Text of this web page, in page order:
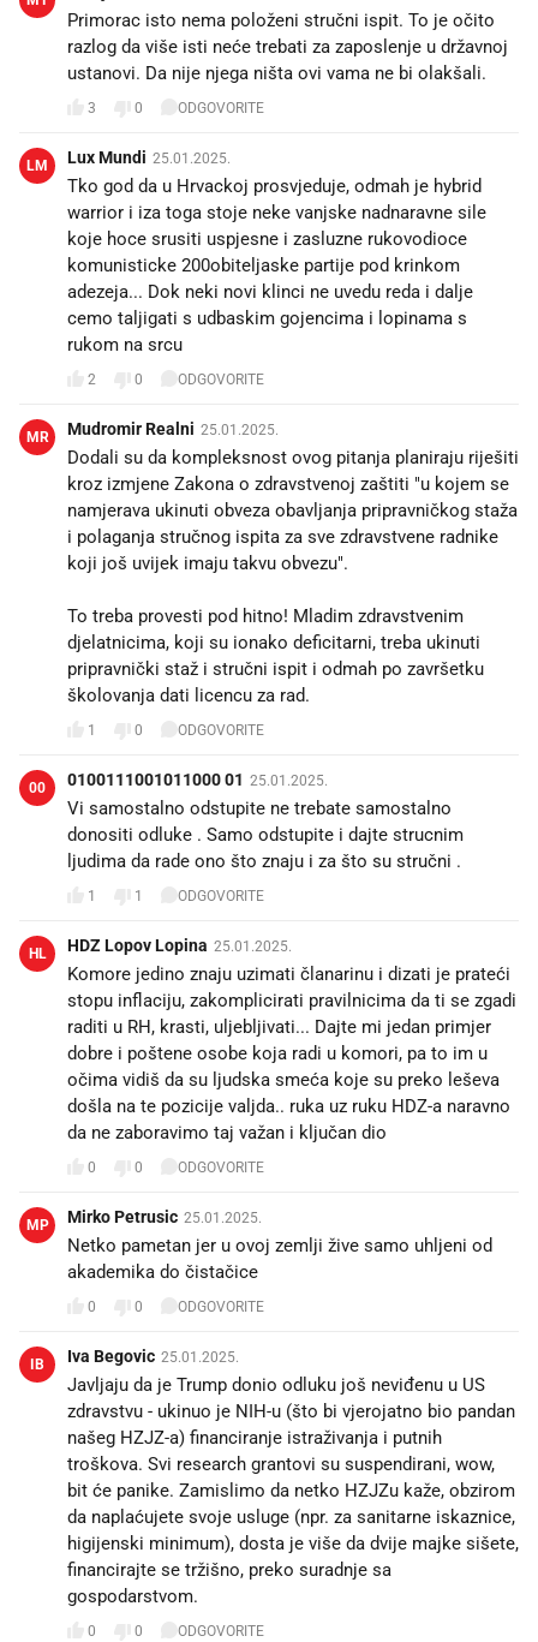
Primorac isto nema položeni stručni ispit. To je očito
razlog da više isti neće trebati za zaposlenje u državnoj
ustanovi. Da nije njega ništa ovi vama ne bi olakšali.
3 0 ODGOVORITE
LM Lux Mundi 25.01.2025.
Tko god da u Hrvackoj prosvjeduje, odmah je hybrid
warrior i iza toga stoje neke vanjske nadnaravne sile
koje hoce srusiti uspjesne i zasluzne rukovodioce
komunisticke 200obiteljaske partije pod krinkom
adezeja... Dok neki novi klinci ne uvedu reda i dalje
cemo taljigati s udbaskim gojencima i lopinama s
rukom na srcu
2 0 ODGOVORITE
MR Mudromir Realni 25.01.2025.
Dodali su da kompleksnost ovog pitanja planiraju riješiti
kroz izmjene Zakona o zdravstvenoj zaštiti "u kojem se
namjerava ukinuti obveza obavljanja pripravničkog staža
i polaganja stručnog ispita za sve zdravstvene radnike
koji još uvijek imaju takvu obvezu".
To treba provesti pod hitno! Mladim zdravstvenim
djelatnicima, koji su ionako deficitarni, treba ukinuti
pripravnički staž i stručni ispit i odmah po završetku
školovanja dati licencu za rad.
1 0 ODGOVORITE
00 0100111001011000 01 25.01.2025.
Vi samostalno odstupite ne trebate samostalno
donositi odluke . Samo odstupite i dajte strucnim
ljudima da rade ono što znaju i za što su stručni .
1 1 ODGOVORITE
HL HDZ Lopov Lopina 25.01.2025.
Komore jedino znaju uzimati članarinu i dizati je prateći
stopu inflaciju, zakomplicirati pravilnicima da ti se zgadi
raditi u RH, krasti, uljebljivati... Dajte mi jedan primjer
dobre i poštene osobe koja radi u komori, pa to im u
očima vidiš da su ljudska smeća koje su preko leševa
došla na te pozicije valjda.. ruka uz ruku HDZ-a naravno
da ne zaboravimo taj važan i ključan dio
0 0 ODGOVORITE
MP Mirko Petrusic 25.01.2025.
Netko pametan jer u ovoj zemlji žive samo uhljeni od
akademika do čistačice
0 0 ODGOVORITE
IB Iva Begovic 25.01.2025.
Javljaju da je Trump donio odluku još neviđenu u US
zdravstvu - ukinuo je NIH-u (što bi vjerojatno bio pandan
našeg HZJZ-a) financiranje istraživanja i putnih
troškova. Svi research grantovi su suspendirani, wow,
bit će panike. Zamislimo da netko HZJZu kaže, obzirom
da naplaćujete svoje usluge (npr. za sanitarne iskaznice,
higijenski minimum), dosta je više da dvije majke sišete,
financirajte se tržišno, preko suradnje sa
gospodarstvom.
0 0 ODGOVORITE